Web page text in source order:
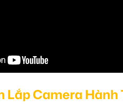
Lắp Camera Hành